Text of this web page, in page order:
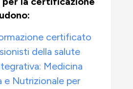
certificato
della salute
Medicina
e Nutrizionale per